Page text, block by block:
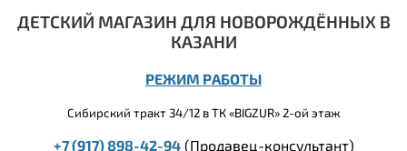
ДЕТСКИЙ МАГАЗИН ДЛЯ НОВОРОЖДЁННЫХ В
КАЗАНИ
РЕЖИМ РАБОТЫ
Сибирский тракт 34/12 в ТК «BIGZUR» 2-ой этаж
+7 (917) 898-42-94(Продавец-консультант)